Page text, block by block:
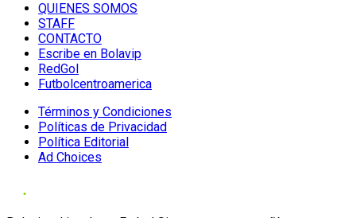
QUIENES SOMOS
STAFF
CONTACTO
Escribe en Bolavip
RedGol
Futbolcentroamerica
Términos y Condiciones
Políticas de Privacidad
Política Editorial
Ad Choices